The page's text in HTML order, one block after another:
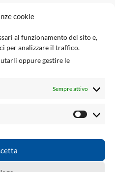
cookie
al funzionamento del sito e,
per analizzare il traffico.
oppure gestire le
Sempre attivo